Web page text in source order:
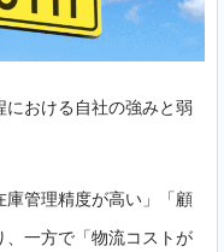
における自社の強みと弱
管理精度が高い」「顧
一方で「物流コストが